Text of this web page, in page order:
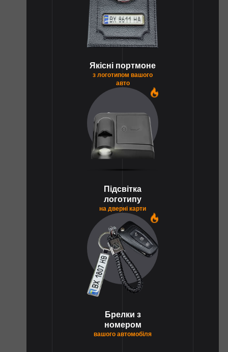
Якісні портмоне
з логотипом вашого
авто
Підсвітка
логотипу
на дверні карти
Брелки з
номером
вашого автомобіля